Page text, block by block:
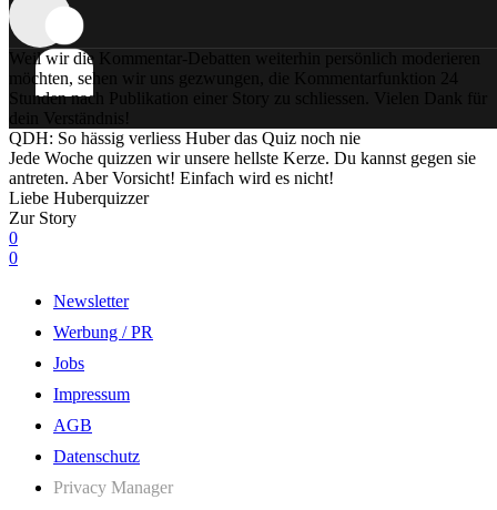
Weil wir die Kommentar-Debatten weiterhin persönlich moderieren
möchten, sehen wir uns gezwungen, die Kommentarfunktion 24
Stunden nach Publikation einer Story zu schliessen. Vielen Dank für
dein Verständnis!
QDH: So hässig verliess Huber das Quiz noch nie
Jede Woche quizzen wir unsere hellste Kerze. Du kannst gegen sie
antreten. Aber Vorsicht! Einfach wird es nicht!
Liebe Huberquizzer
Zur Story
0
0
Newsletter
Werbung / PR
Jobs
Impressum
AGB
Datenschutz
Privacy Manager